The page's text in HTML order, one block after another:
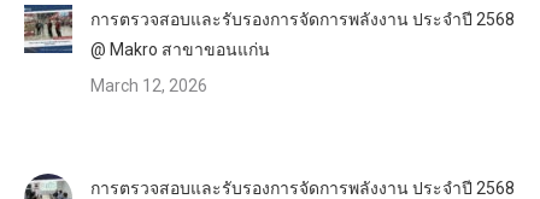
การตรวจสอบและรับรองการจัดการพลังงาน ประจำปี 2568
@ Makro สาขาขอนแก่น
March 12, 2026
การตรวจสอบและรับรองการจัดการพลังงาน ประจำปี 2568